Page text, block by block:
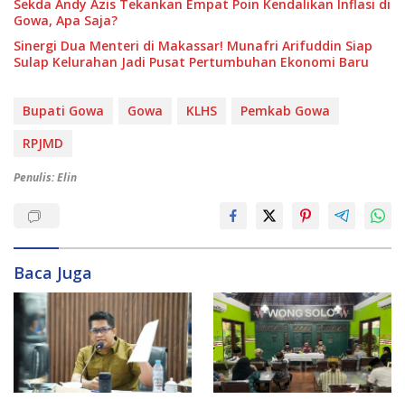
Sekda Andy Azis Tekankan Empat Poin Kendalikan Inflasi di
Gowa, Apa Saja?
Sinergi Dua Menteri di Makassar! Munafri Arifuddin Siap
Sulap Kelurahan Jadi Pusat Pertumbuhan Ekonomi Baru
Bupati Gowa Gowa KLHS
Pemkab Gowa
RPJMD
Penulis: Elin
Baca Juga